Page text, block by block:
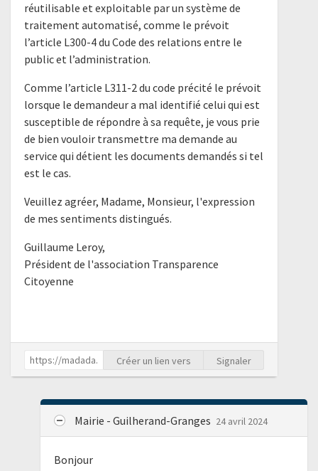
réutilisable et exploitable par un système de
traitement automatisé, comme le prévoit
l’article L300-4 du Code des relations entre le
public et l’administration.
Comme l’article L311-2 du code précité le prévoit
lorsque le demandeur a mal identifié celui qui est
susceptible de répondre à sa requête, je vous prie
de bien vouloir transmettre ma demande au
service qui détient les documents demandés si tel
est le cas.
Veuillez agréer, Madame, Monsieur, l'expression
de mes sentiments distingués.
Guillaume Leroy,
Président de l'association Transparence
Citoyenne
Créer un lien vers Signaler
Mairie - Guilherand-Granges 24 avril 2024
Bonjour